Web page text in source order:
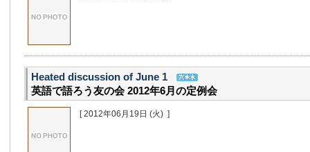
Heated discussion of June 1
英語で語ろう友の会 2012年6月の定例会
[ 2012年06月19日 (火) ]